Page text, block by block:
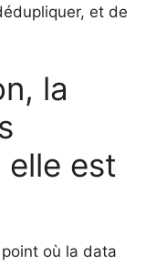
et de
la
est
où la data